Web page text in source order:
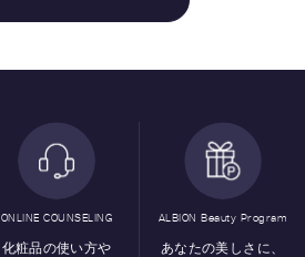
ONLINE COUNSELING
化粧品の使い方や
ALBION Beauty Program
あなたの美しさに、